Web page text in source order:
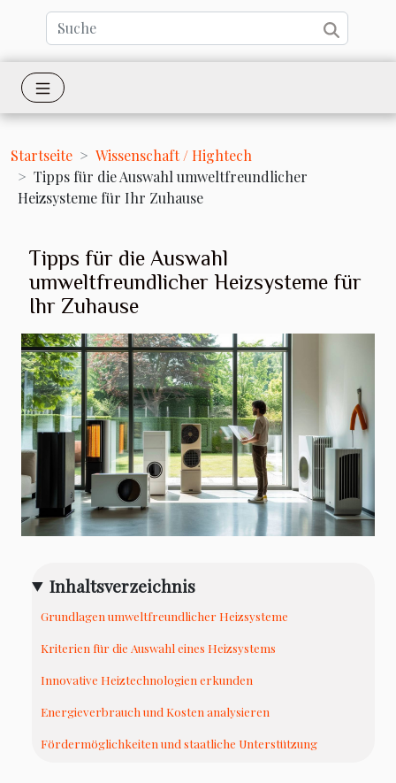
Startseite
Wissenschaft / Hightech
Tipps für die Auswahl umweltfreundlicher
Heizsysteme für Ihr Zuhause
Tipps für die Auswahl
umweltfreundlicher Heizsysteme für
Ihr Zuhause
Inhaltsverzeichnis
Grundlagen umweltfreundlicher Heizsysteme
Kriterien für die Auswahl eines Heizsystems
Innovative Heiztechnologien erkunden
Energieverbrauch und Kosten analysieren
Fördermöglichkeiten und staatliche Unterstützung